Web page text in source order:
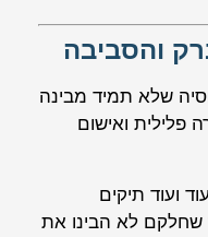
והסביבה
שלא תמיד מבינה
פלילית ואישום
ועוד תיקים
שחלקם לא הבינו את